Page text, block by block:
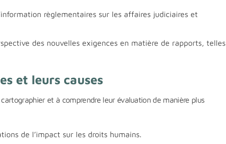
règlementaires sur les affaires judiciaires et
des nouvelles exigences en matière de rapports, telles
et leurs causes
et à comprendre leur évaluation de manière plus
de l’impact sur les droits humains.